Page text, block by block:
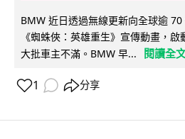
BMW 近日透過無線更新向全球逾
《蜘蛛俠：英雄重生》宣傳動畫，
大批車主不滿。BMW 早...
閱讀全
1 分享